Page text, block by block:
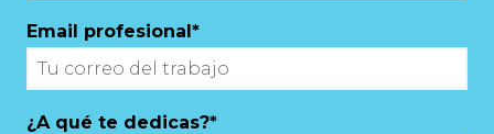
Email profesional*
¿A qué te dedicas?*